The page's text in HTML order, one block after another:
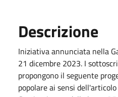
Descrizione
Iniziativa annunciata nella
21 dicembre 2023. I
propongono il seguente
popolare ai sensi